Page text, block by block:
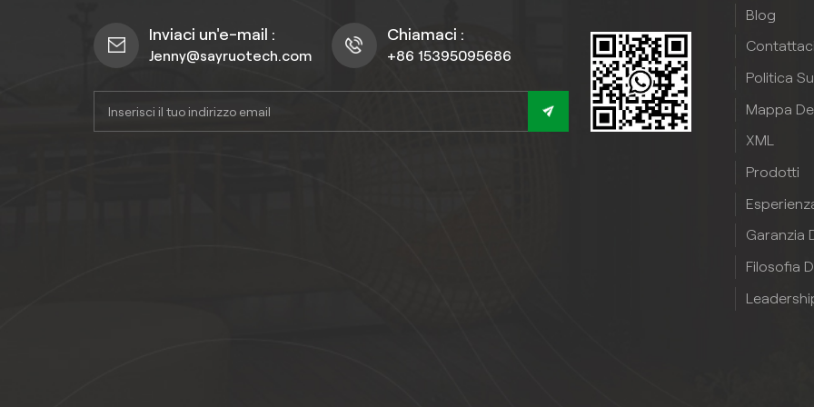
rinnovando un cortile
residenziale o un'area esterna
murale in PVC effetto
legnounisce fascino visivo,
praticità e convenienza per
Inviaci un'e-mail :
Jenny@sayruotech.com
Chiamaci :
+86 15395095686
Blog
Contattaci
Politica
Mappa
XML
Prodotti
Garanzia
Filosofia